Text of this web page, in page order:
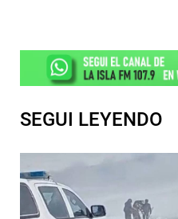
SEGUI LEYENDO